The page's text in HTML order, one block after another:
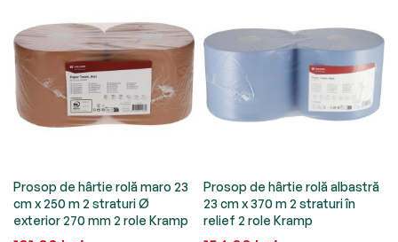
Prosop de hârtie rolă maro 23
cm x 250 m 2 straturi Ø
exterior 270 mm 2 role Kramp
Prosop de hârtie rolă albastră
23 cm x 370 m 2 straturi în
relief 2 role Kramp